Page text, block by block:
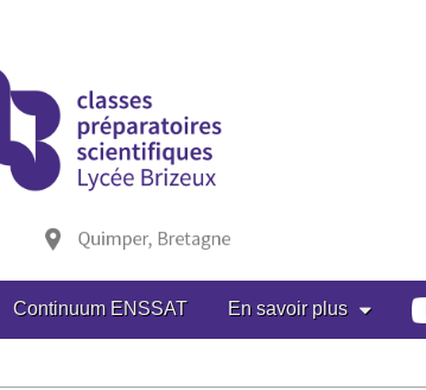
Continuum ENSSAT En savoir plus